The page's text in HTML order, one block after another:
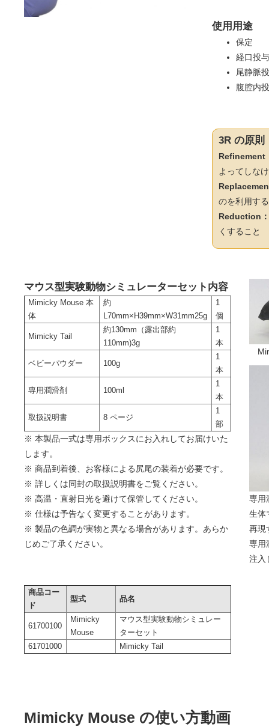
使用用途
保定
経口投与
尾静脈
腹腔内
3R の原則
Refinement
よってしな
のを利用す
Reduction：
くすること
マウス型実験動物シミュレーターセット内容
Mimicky Mouse 本
体
約
L70mm×H39mm×W31mm25g
1
個
Mimicky Tail
約130mm（露出部約
110mm)3g
1
本
ベビーパウダー 100g
1
本
専用潤滑剤 100ml
1
本
取扱説明書 8 ページ
1
部
※ 本製品一式は専用ボックスにお入れしてお届けいた
します。
※ 商品到着後、お客様による尻尾の装着が必要です。
※ 詳しくは同封の取扱説明書をご覧ください。
※ 高温・直射日光を避けて保管してください。
※ 仕様は予告なく変更することがあります。
※ 製品の色調が実物と異なる場合があります。あらか
じめご了承ください。
商品コー
ド
型式 品名
61700100
Mimicky
Mouse
マウス型実験動物シミュレー
ターセット
61701000
Mimicky Tail
専用
生体
再現
専用
注入
Mimicky Mouse の使い方動画